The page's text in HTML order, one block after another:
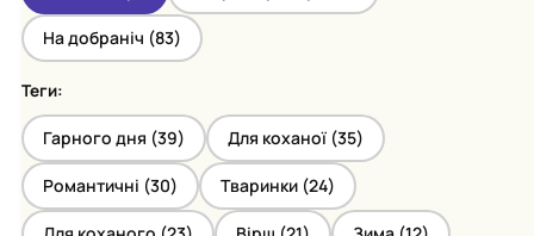
На добраніч (83)
Теги:
Гарного дня (39) Для коханої (35)
Романтичні (30) Тваринки (24)